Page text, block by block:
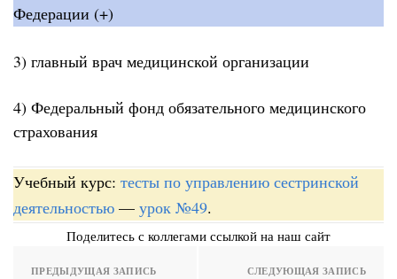
Федерации (+)
3) главный врач медицинской организации
4) Федеральный фонд обязательного медицинского
страхования
Учебный курс: тесты по управлению сестринской
деятельностью — урок №49.
Поделитесь с коллегами ссылкой на наш сайт
ПРЕДЫДУЩАЯ ЗАПИСЬ СЛЕДУЮЩАЯ ЗАПИСЬ